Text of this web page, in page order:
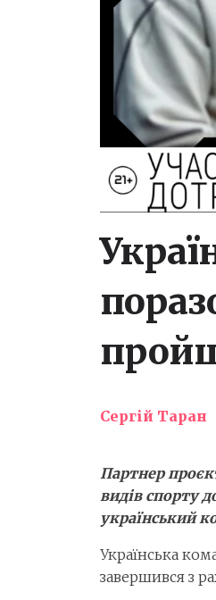
Сергій Таран
Партнер
видів спорту
український
Українська
завершився з